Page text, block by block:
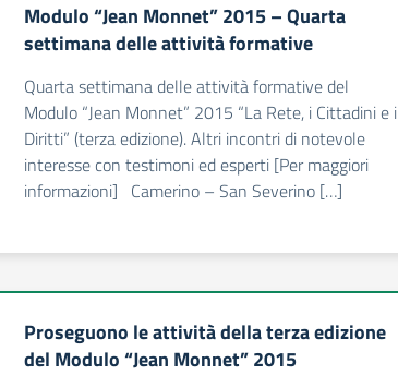
Modulo “Jean Monnet” 2015 – Quarta
settimana delle attività formative
Quarta settimana delle attività formative del
Modulo “Jean Monnet” 2015 “La Rete, i Cittadini e i
Diritti” (terza edizione). Altri incontri di notevole
interesse con testimoni ed esperti [Per maggiori
informazioni] Camerino – San Severino […]
Proseguono le attività della terza edizione
del Modulo “Jean Monnet” 2015